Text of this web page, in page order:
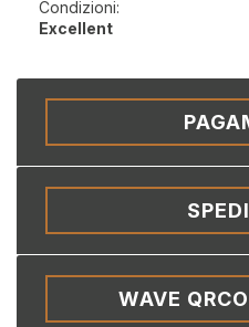
Condizioni:
Excellent
WAVE